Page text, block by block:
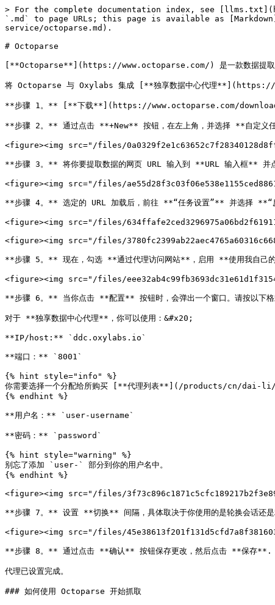
> For the complete documentation index, see
`.md` to page URLs; this page is available as
service/octoparse.md).
# Octoparse
[**Octoparse**](https://www.octoparse.com/) 是一款数据提取工具
将 Octoparse 与 Oxylabs 集成 [**独享数据中心代理
**步骤 1。** [**下载**](https://www.octoparse.com/download/
**步骤 2。** 通过点击 **+New** 按钮，在左上角，并选择 **自定义
<figure><img src="/files/
**步骤 3。** 将你要提取数据的网页 URL 输入到 **URL 输入
<figure><img src="/files/
**步骤 4。** 选定的 URL 加载后，前往 **“任务设置”** 并选择 **“
<figure><img src="/files/
<figure><img src="/files/
**步骤 5。** 现在，勾选 **通过代理访问网站**，启用 **使用我自
<figure><img src="/files/
**步骤 6。** 当你点击 **配置** 按钮时，会弹出一个窗口。请按
对于 **独享数据中心代理**，你可以使用：&#x20;
**IP/host:** `ddc.oxylabs.io`
**端口：** `8001`
{% hint style="info" %}
你需要选择一个分配给所购买 [**代理列表**](/products/cn/
{% endhint %}
**用户名：** `user-username`
**密码：** `password`
{% hint style="warning" %}
别忘了添加 `user-` 部分到你的用户名中。
{% endhint %}
<figure><img src="/files/
**步骤 7。** 设置 **切换** 间隔，具体取决于你使用的是轮换会话还是
<figure><img src="/files/
**步骤 8。** 通过点击 **确认** 按钮保存更改，然后点击 **保存**.
代理已设置完成。
### 如何使用 Octoparse 开始抓取